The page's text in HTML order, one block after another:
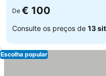
De € 100
Consulte os preços de 13
Escolha popular